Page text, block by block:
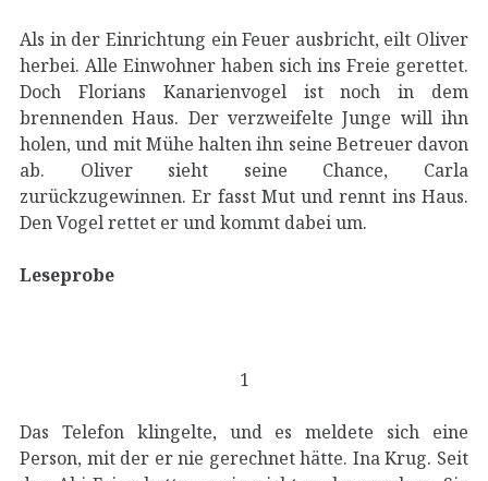
Als in der Einrichtung ein Feuer ausbricht, eilt Oliver
herbei. Alle Einwohner haben sich ins Freie gerettet.
Doch Florians Kanarienvogel ist noch in dem
brennenden Haus. Der verzweifelte Junge will ihn
holen, und mit Mühe halten ihn seine Betreuer davon
ab. Oliver sieht seine Chance, Carla
zurückzugewinnen. Er fasst Mut und rennt ins Haus.
Den Vogel rettet er und kommt dabei um.
Leseprobe
1
Das Telefon klingelte, und es meldete sich eine
Person, mit der er nie gerechnet hätte. Ina Krug. Seit